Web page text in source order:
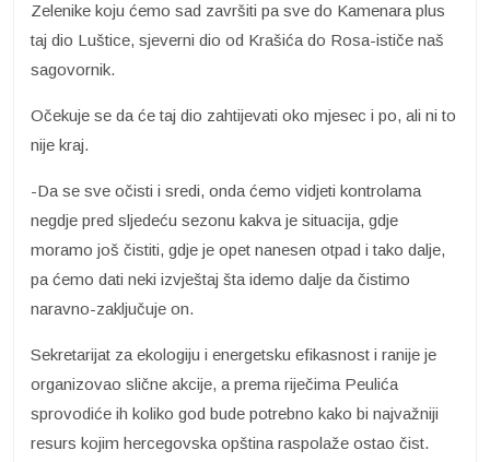
Zelenike koju ćemo sad završiti pa sve do Kamenara plus
taj dio Luštice, sjeverni dio od Krašića do Rosa-ističe naš
sagovornik.
Očekuje se da će taj dio zahtijevati oko mjesec i po, ali ni to
nije kraj.
-Da se sve očisti i sredi, onda ćemo vidjeti kontrolama
negdje pred sljedeću sezonu kakva je situacija, gdje
moramo još čistiti, gdje je opet nanesen otpad i tako dalje,
pa ćemo dati neki izvještaj šta idemo dalje da čistimo
naravno-zaključuje on.
Sekretarijat za ekologiju i energetsku efikasnost i ranije je
organizovao slične akcije, a prema riječima Peulića
sprovodiće ih koliko god bude potrebno kako bi najvažniji
resurs kojim hercegovska opština raspolaže ostao čist.